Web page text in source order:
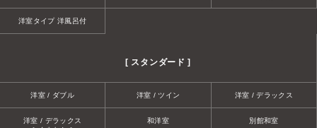
洋室タイプ 洋風呂付
[ スタンダード ]
洋室 / ダブル 洋室 / ツイン 洋室 / デラックス
洋室 / デラックス
和洋室 別館和室